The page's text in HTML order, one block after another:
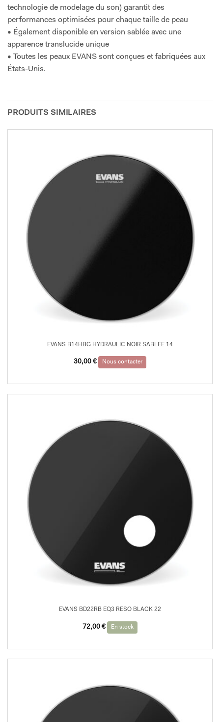
technologie de modelage du son) garantit des
performances optimisées pour chaque taille de peau
• Également disponible en version sablée avec une
apparence translucide unique
• Toutes les peaux EVANS sont conçues et fabriquées aux
États-Unis.
PRODUITS SIMILAIRES
EVANS B14HBG HYDRAULIC NOIR SABLEE 14
30,00 € Nous contacter
EVANS BD22RB EQ3 RESO BLACK 22
72,00 € En stock